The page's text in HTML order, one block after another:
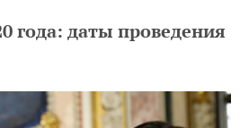
года: даты проведения